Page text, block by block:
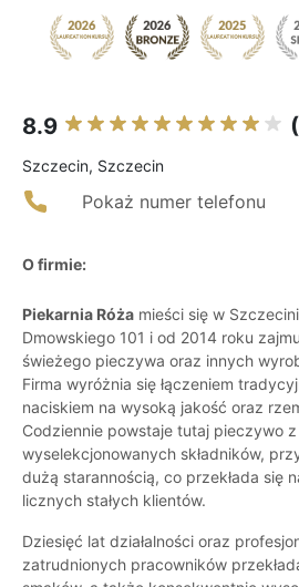
8.9
Szczecin, Szczecin
Pokaż numer telefonu
O firmie:
Piekarnia Róża mieści się w
Dmowskiego 101 i od 2014 roku
świeżego pieczywa oraz innych
Firma wyróżnia się łączeniem
naciskiem na wysoką jakość oraz
Codziennie powstaje tutaj pieczywo z
wyselekcjonowanych składników,
dużą starannością, co przekłada się
licznych stałych klientów.
Dziesięć lat działalności oraz
zatrudnionych pracowników